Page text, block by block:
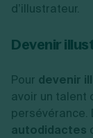
d’illustrateur.
Devenir
Pour devenir
avoir un talent
persévérance.
autodidactes